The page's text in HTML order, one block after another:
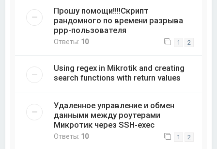
Прошу помощи!!!!Скрипт
рандомного по времени разрыва
ppp-пользователя
Ответы: 10 1 2
Using regex in Mikrotik and creating
search functions with return values
Удаленное управление и обмен
данными между роутерами
Микротик через SSH-exec
Ответы: 10 1 2